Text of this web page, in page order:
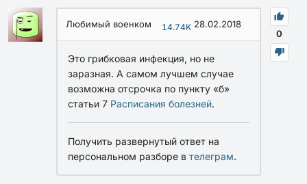
0
Любимый военком 14.74K 28.02.2018
Это грибковая инфекция, но не
заразная. А самом лучшем случае
возможна отсрочка по пункту «б»
статьи 7 Расписания болезней.
Получить развернутый ответ на
персональном разборе в телеграм.